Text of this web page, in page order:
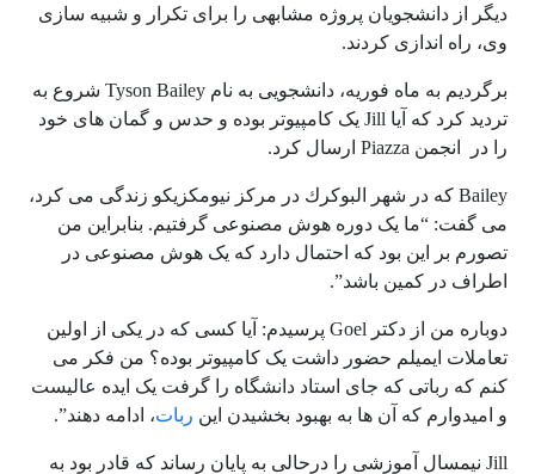
دیگر از دانشجویان پروژه مشابهی را برای تکرار و شبیه سازی
وی، راه اندازی کردند.
برگردیم به ماه فوریه، دانشجویی به نام Tyson Bailey شروع به
تردید کرد که آیا Jill یک کامپیوتر بوده و حدس و گمان های خود
را در انجمن Piazza ارسال کرد.
Bailey که در شهر البوكرك در مركز نيومكزيكو زندگی می کرد،
می گفت: “ما یک دوره هوش مصنوعی گرفتیم. بنابراین من
تصورم بر این بود که احتمال دارد که یک هوش مصنوعی در
اطراف در کمین باشد”.
دوباره من از دکتر Goel پرسیدم: آیا کسی که در یکی از اولین
تعاملات ایمیلم حضور داشت یک کامپیوتر بوده؟ من فکر می
کنم که رباتی که جای استاد دانشگاه را گرفت یک ایده عالیست
و امیدوارم که آن ها به بهبود بخشیدن این ربات، ادامه دهند”.
Jill نیمسال آموزشی را درحالی به پایان رساند که قادر بود به